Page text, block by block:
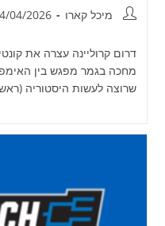
מחבר:מיכל קארו פורסם:
04/2026
מחכה בגמר מפגש בין
שרוצה לעשות היסטוריה (ראשון,